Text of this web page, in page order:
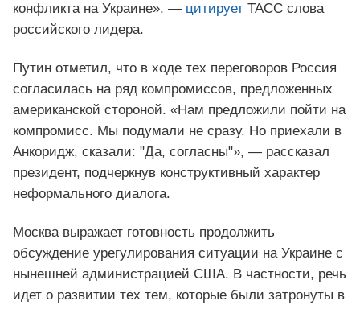
конфликта на Украине», — цитирует ТАСС слова
российского лидера.
Путин отметил, что в ходе тех переговоров Россия
согласилась на ряд компромиссов, предложенных
американской стороной. «Нам предложили пойти на
компромисс. Мы подумали не сразу. Но приехали в
Анкоридж, сказали: "Да, согласны"», — рассказал
президент, подчеркнув конструктивный характер
неформального диалога.
Москва выражает готовность продолжить
обсуждение урегулирования ситуации на Украине с
нынешней администрацией США. В частности, речь
идет о развитии тех тем, которые были затронуты в